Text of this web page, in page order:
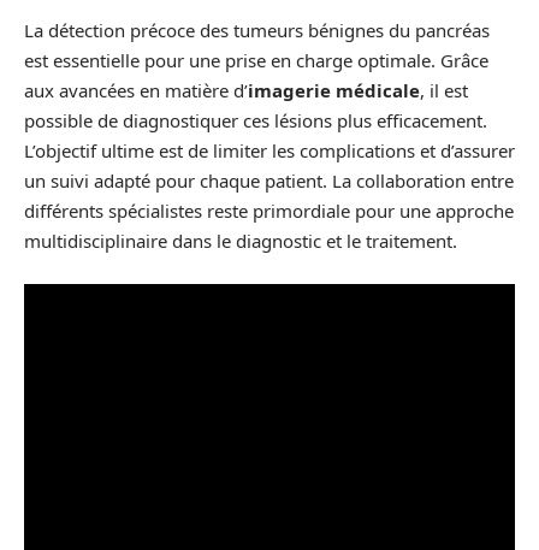
La détection précoce des tumeurs bénignes du pancréas
est essentielle pour une prise en charge optimale. Grâce
aux avancées en matière d’imagerie médicale, il est
possible de diagnostiquer ces lésions plus efficacement.
L’objectif ultime est de limiter les complications et d’assurer
un suivi adapté pour chaque patient. La collaboration entre
différents spécialistes reste primordiale pour une approche
multidisciplinaire dans le diagnostic et le traitement.